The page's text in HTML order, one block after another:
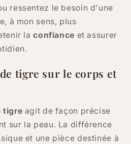
ressentez le besoin d'une
à mon sens, plus
laconfiance et assurer
tigre sur le corps et
tigre agit de façon précise
sur la peau. La différence
et une pièce destinée à